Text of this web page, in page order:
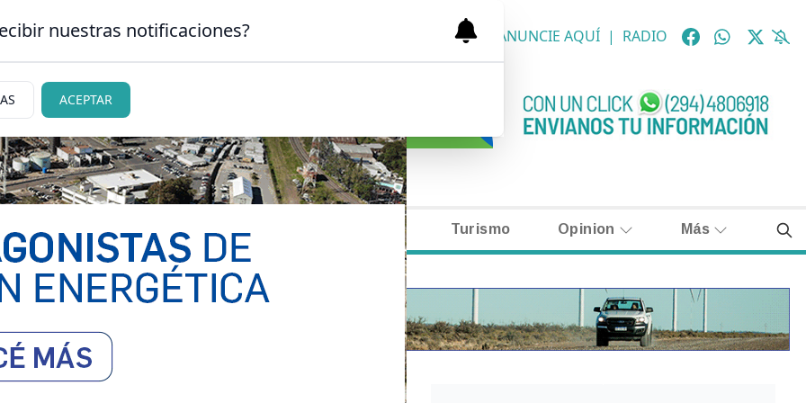
DE BARILOCHE CLASIFICADOS NECROLÓGICAS ANUNCIE AQUÍ | RADIO
Judiciales Turismo Opinion Más
nuestras notificaciones?
ACEPTAR